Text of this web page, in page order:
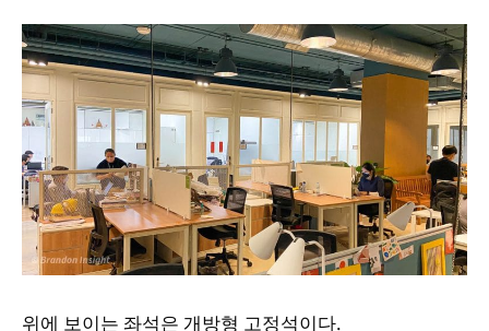
위에 보이는 좌석은 개방형 고정석이다.